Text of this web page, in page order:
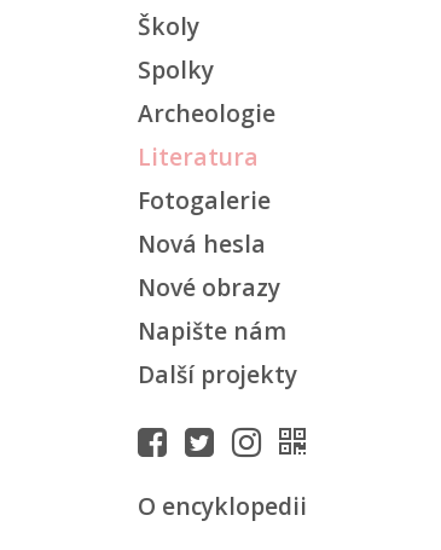
Školy
Spolky
Archeologie
Literatura
Fotogalerie
Nová hesla
Nové obrazy
Napište nám
Další projekty
O encyklopedii